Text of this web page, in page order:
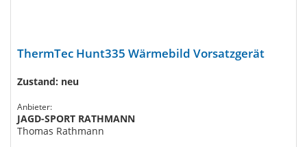
ThermTec Hunt335 Wärmebild Vorsatzgerät
Zustand: neu
Anbieter:
JAGD-SPORT RATHMANN
Thomas Rathmann